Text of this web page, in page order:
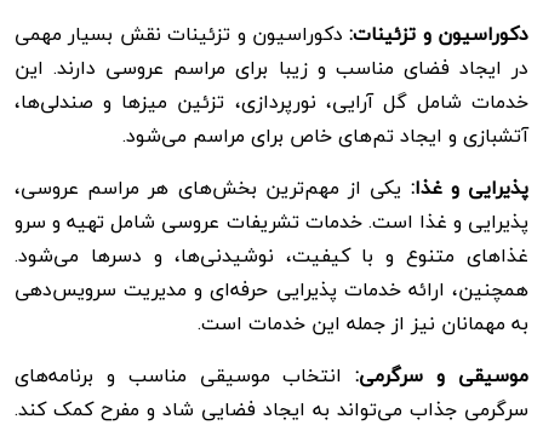
دکوراسیون و تزئینات:دکوراسیون و تزئینات نقش بسیار مهمی
در ایجاد فضای مناسب و زیبا برای مراسم عروسی دارند. این
خدمات شامل گل‌ آرایی، نورپردازی، تزئین میزها و صندلی‌ها،
آتشبازی و ایجاد تم‌های خاص برای مراسم می‌شود.
پذیرایی و غذا: یکی از مهم‌ترین بخش‌های هر مراسم عروسی،
پذیرایی و غذا است. خدمات تشریفات عروسی شامل تهیه و سرو
غذاهای متنوع و با کیفیت، نوشیدنی‌ها، و دسرها می‌شود.
همچنین، ارائه خدمات پذیرایی حرفه‌ای و مدیریت سرویس‌دهی
به مهمانان نیز از جمله این خدمات است.
موسیقی و سرگرمی:انتخاب موسیقی مناسب و برنامه‌های
سرگرمی جذاب می‌تواند به ایجاد فضایی شاد و مفرح کمک کند.